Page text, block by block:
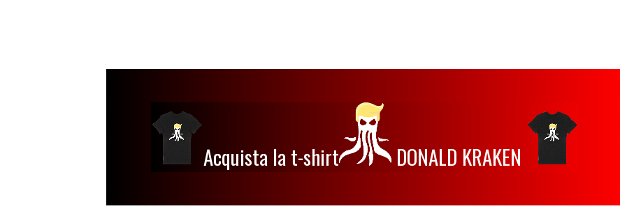
Acquista la t-shirt DONALD KRAKEN